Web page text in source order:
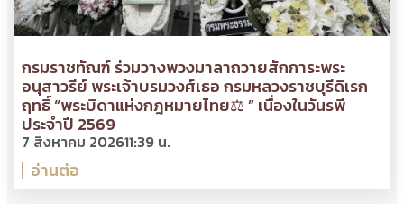
กรมราชทัณฑ์ ร่วมวางพวงมาลาถวายสักการะพระ
อนุสาวรีย์ พระเจ้าบรมวงศ์เธอ กรมหลวงราชบุรีดิเรก
ฤทธิ์ “พระบิดาแห่งกฎหมายไทย⚖ ” เนื่องในวันรพี
ประจำปี 2569
7 สิงหาคม 202611:39 น.
อ่านต่อ